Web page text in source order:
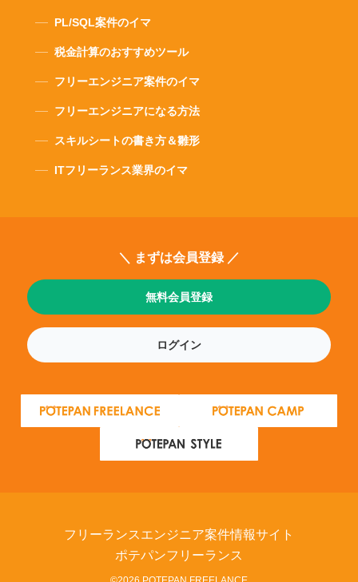
PL/SQL案件のイマ
税金計算のおすすめツール
フリーエンジニア案件のイマ
フリーエンジニアになる方法
スキルシートの書き方＆雛形
ITフリーランス業界のイマ
＼ まずは会員登録 ／
無料会員登録
ログイン
フリーランスエンジニア案件情報サイト
ポテパンフリーランス